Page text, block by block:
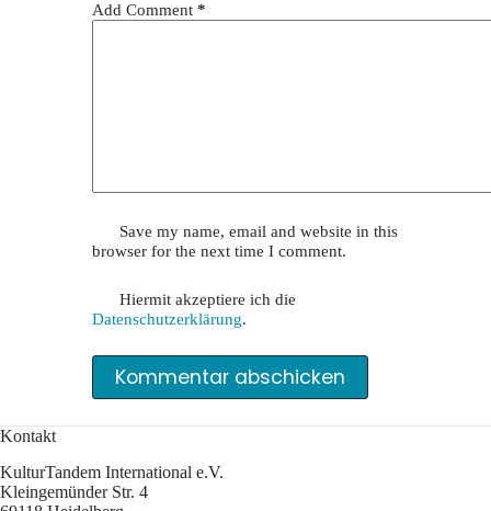
Add Comment *
Save my name, email and website in this
browser for the next time I comment.
Hiermit akzeptiere ich die
Datenschutzerklärung.
Kommentar abschicken
Kontakt
KulturTandem International e.V.
Kleingemünder Str. 4